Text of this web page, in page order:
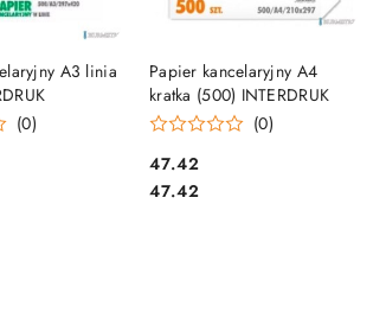
A3 linia
(0)
KOSZYKA
Papier kancelaryjny A4
kratka (500) INTERDRUK
(0)
Cena:
47.42
Cena:
47.42
DO KOSZYKA